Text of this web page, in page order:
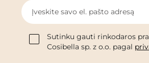
Įveskite savo el. pašto adresą
Sutinku gauti rinkodaros
Cosibella sp. z o.o. pagal